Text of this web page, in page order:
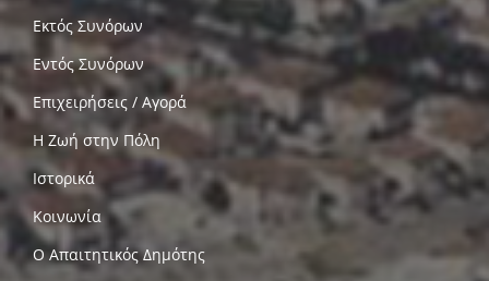
Εκτός Συνόρων
Εντός Συνόρων
Επιχειρήσεις / Αγορά
Η Ζωή στην Πόλη
Ιστορικά
Κοινωνία
Ο Απαιτητικός Δημότης